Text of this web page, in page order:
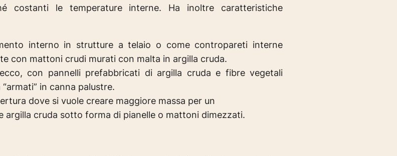
costanti le temperature interne. Ha inoltre caratteristiche
interno in strutture a telaio o come contropareti interne
con mattoni crudi murati con malta in argilla cruda.
con pannelli prefabbricati di argilla cruda e fibre vegetali
in canna palustre.
dove si vuole creare maggiore massa per un
cruda sotto forma di pianelle o mattoni dimezzati.